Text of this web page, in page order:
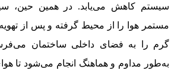
سیستم کاهش می‌یابد. در همین حین،
مستمر هوا را از محیط گرفته و پس از
گرم را به فضای داخلی ساختمان
به‌طور مداوم و هماهنگ انجام می‌شود تا